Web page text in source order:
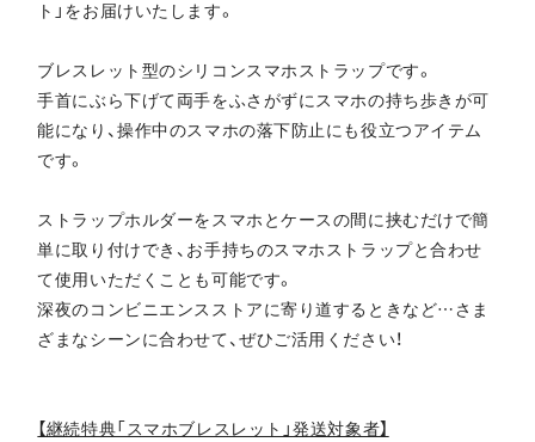
ト」をお届けいたします。
ブレスレット型のシリコンスマホストラップです。
手首にぶら下げて両手をふさがずにスマホの持ち歩きが可
能になり、操作中のスマホの落下防止にも役立つアイテム
です。
ストラップホルダーをスマホとケースの間に挟むだけで簡
単に取り付けでき、お手持ちのスマホストラップと合わせ
て使用いただくことも可能です。
深夜のコンビニエンスストアに寄り道するときなど…さま
ざまなシーンに合わせて、ぜひご活用ください！
【継続特典「スマホブレスレット」発送対象者】